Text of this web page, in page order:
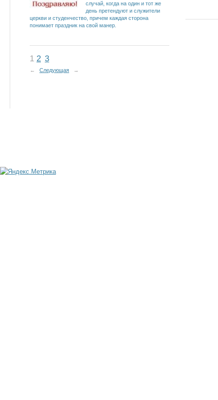
случай, когда на один и тот же
день претендуют и служители
церкви и студенчество, причем каждая сторона
понимает праздник на свой манер.
1 2 3
← Следующая →